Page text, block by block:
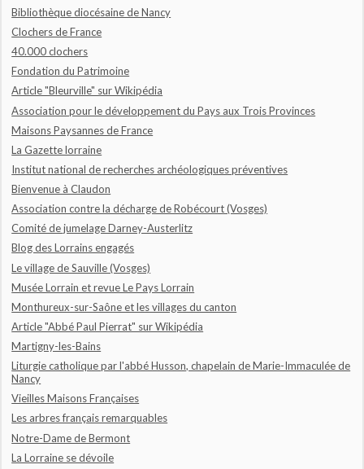
Bibliothèque diocésaine de Nancy
Clochers de France
40.000 clochers
Fondation du Patrimoine
Article "Bleurville" sur Wikipédia
Association pour le développement du Pays aux Trois Provinces
Maisons Paysannes de France
La Gazette lorraine
Institut national de recherches archéologiques préventives
Bienvenue à Claudon
Association contre la décharge de Robécourt (Vosges)
Comité de jumelage Darney-Austerlitz
Blog des Lorrains engagés
Le village de Sauville (Vosges)
Musée Lorrain et revue Le Pays Lorrain
Monthureux-sur-Saône et les villages du canton
Article "Abbé Paul Pierrat" sur Wikipédia
Martigny-les-Bains
Liturgie catholique par l'abbé Husson, chapelain de Marie-Immaculée de
Nancy
Vieilles Maisons Françaises
Les arbres français remarquables
Notre-Dame de Bermont
La Lorraine se dévoile